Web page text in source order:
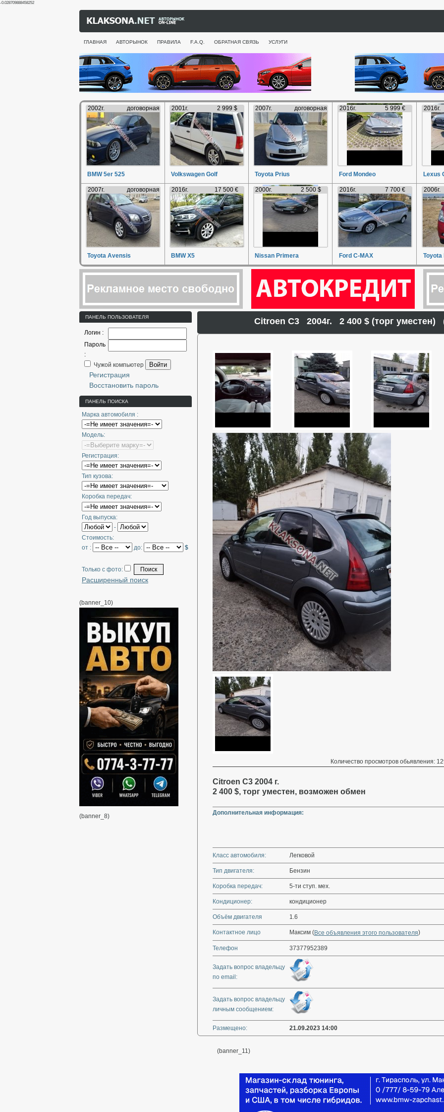
-0.028709888458252
ГЛАВНАЯ АВТОРЫНОК ПРАВИЛА F.A.Q. ОБРАТНАЯ СВЯЗЬ УСЛУГИ
2002г. договорная
BMW 5er 525
2001г. 2 999 $
Volkswagen Golf
2007г. договорная
Toyota Prius
2016г. 5 999 €
Ford Mondeo
2016г.
Lexus
2007г. договорная
Toyota Avensis
2016г. 17 500 €
BMW X5
2000г. 2 500 $
Nissan Primera
2016г. 7 700 €
Ford C-MAX
2006г.
Toyota
ПАНЕЛЬ ПОЛЬЗОВАТЕЛЯ
Логин :
Пароль
:
Чужой компьютер
Войти
Регистрация
Восстановить пароль
ПАНЕЛЬ ПОИСКА
Марка автомобиля :
Модель:
Регистрация:
Тип кузова:
Коробка передач:
Год выпуска:
-
Стоимость:
от :
до: $
Только с фото:
Расширенный поиск
(banner_10)
(banner_8)
Citroen C3 2004г. 2 400 $ (торг
Количество просмотров обьявления:
Citroen C3 2004 г.
2 400 $, торг уместен, возможен обмен
Дополнительная информация:
Класс автомобиля: Легковой
Тип двигателя: Бензин
Коробка передач: 5-ти ступ. мех.
Кондиционер: кондиционер
Объём двигателя 1.6
Контактное лицо Максим (Все объявления этого пользователя)
Телефон 37377952389
Задать вопрос владельцу
по email:
Задать вопрос владельцу
личным сообщением:
Размещено: 21.09.2023 14:00
(banner_11)